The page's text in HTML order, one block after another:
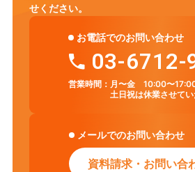
せください。
お電話でのお問い合わせ
03-6712-
営業時間： 月〜金 10:00〜
土日祝は休業させてい
メールでのお問い合わせ
資料請求・お問い合